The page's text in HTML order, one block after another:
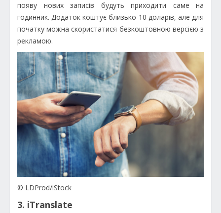
появу нових записів будуть приходити саме на
годинник. Додаток коштує близько 10 доларів, але для
початку можна скористатися безкоштовною версією з
рекламою.
© LDProd/iStock
3. iTranslate